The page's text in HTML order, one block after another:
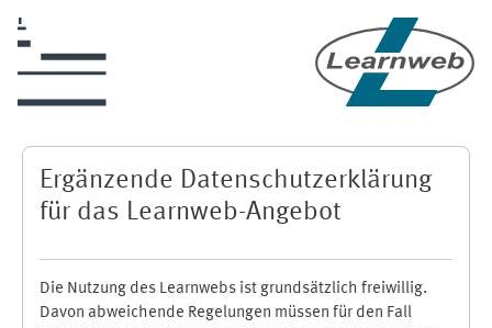
Ergänzende Datenschutzerklärung
für das Learnweb-Angebot
Die Nutzung des Learnwebs ist grundsätzlich freiwillig.
Davon abweichende Regelungen müssen für den Fall